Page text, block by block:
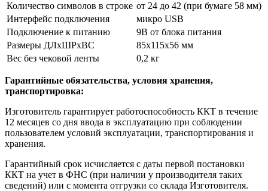
Количество символов в строке от 24 до 42 (при бумаге 58 мм)
Интерфейс подключения
микро USB
Подключение к питанию
9В от блока питания
Размеры ДЛхШРхВС
85х115х56 мм
Вес без чековой ленты
0,2 кг
Гарантийные обязательства, условия хранения,
транспортировка:
Изготовитель гарантирует работоспособность ККТ в течение
12 месяцев со дня ввода в эксплуатацию при соблюдении
пользователем условий эксплуатации, транспортирования и
хранения.
Гарантийный срок исчисляется с даты первой постановки
ККТ на учет в ФНС (при наличии у производителя таких
сведений) или с момента отгрузки со склада Изготовителя.